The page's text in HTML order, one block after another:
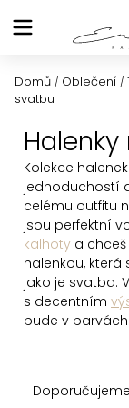
na
Domů / Oblečení /
svatbu
Kolekce
jednoduchostí
celému outfitu
jsou perfektní
kalhoty a
halenkou,
jako je svatba.
s decentním
bude v
aDoporučujeme